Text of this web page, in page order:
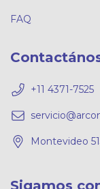
FAQ
+11 4371-7525
Montevideo
Sigamos